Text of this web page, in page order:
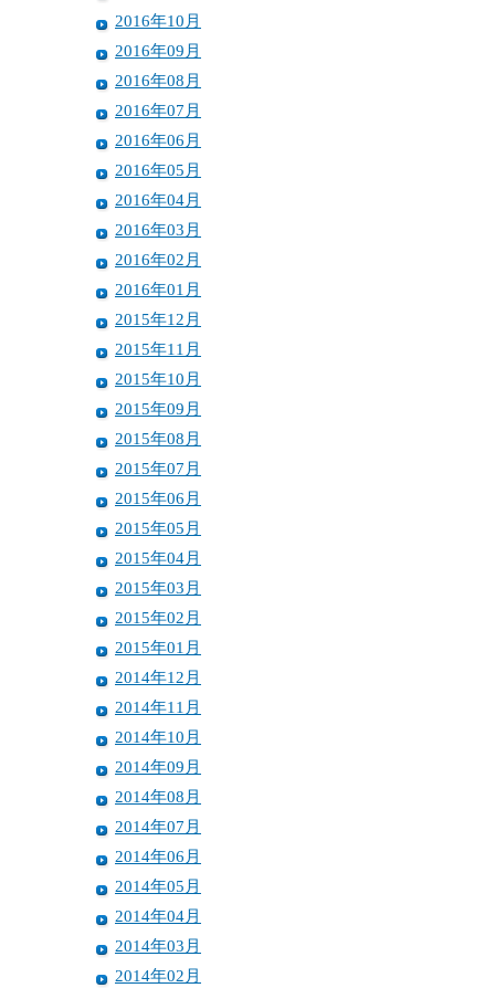
2016年10月
2016年09月
2016年08月
2016年07月
2016年06月
2016年05月
2016年04月
2016年03月
2016年02月
2016年01月
2015年12月
2015年11月
2015年10月
2015年09月
2015年08月
2015年07月
2015年06月
2015年05月
2015年04月
2015年03月
2015年02月
2015年01月
2014年12月
2014年11月
2014年10月
2014年09月
2014年08月
2014年07月
2014年06月
2014年05月
2014年04月
2014年03月
2014年02月